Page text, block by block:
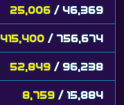
25,006 / 46,369
415,400 / 756,674
52,849 / 96,238
8,759 / 15,884